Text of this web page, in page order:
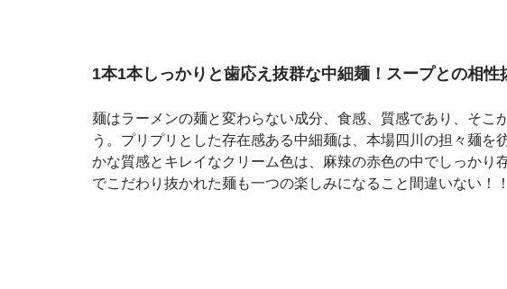
1本1本しっかりと歯応え抜群な中細麺！スープとの相性
麺はラーメンの麺と変わらない成分、食感、質感であり、そこ
う。プリプリとした存在感ある中細麺は、本場四川の担々麺を
かな質感とキレイなクリーム色は、麻辣の赤色の中でしっかり
でこだわり抜かれた麺も一つの楽しみになること間違いない！！